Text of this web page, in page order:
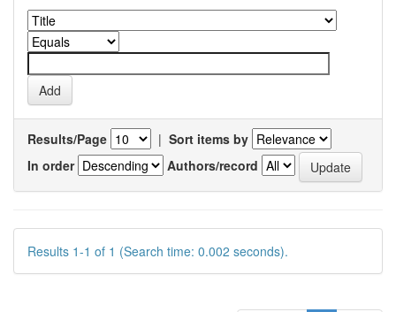
Results/Page | Sort items by
In order
Authors/record
Results 1-1 of 1 (Search time: 0.002 seconds).